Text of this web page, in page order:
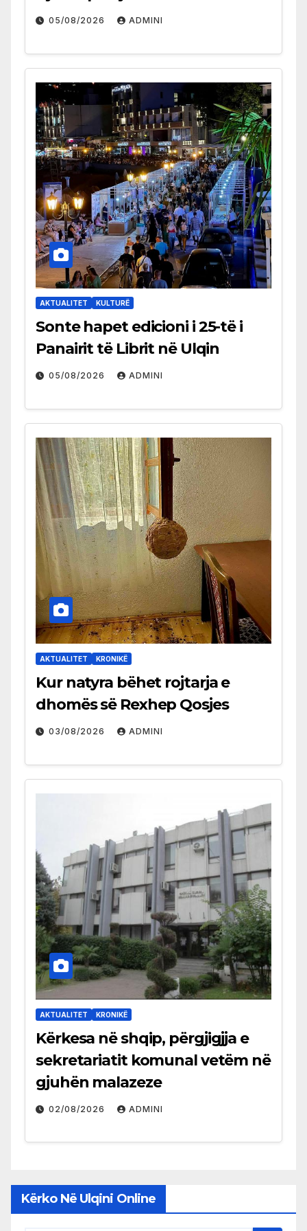
05/08/2026 ADMINI
AKTUALITET KULTURË
Sonte hapet edicioni i 25-të i
Panairit të Librit në Ulqin
05/08/2026 ADMINI
AKTUALITET KRONIKË
Kur natyra bëhet rojtarja e
dhomës së Rexhep Qosjes
03/08/2026 ADMINI
AKTUALITET KRONIKË
Kërkesa në shqip, përgjigjja e
sekretariatit komunal vetëm në
gjuhën malazeze
02/08/2026 ADMINI
Kërko Në Ulqini Online